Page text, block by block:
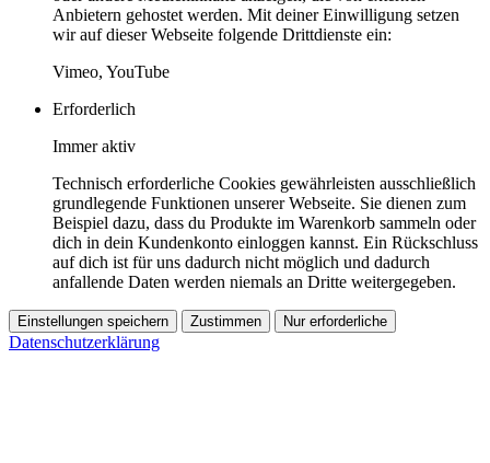
Anbietern gehostet werden. Mit deiner Einwilligung setzen
wir auf dieser Webseite folgende Drittdienste ein:
Vimeo, YouTube
Erforderlich
Immer aktiv
Technisch erforderliche Cookies gewährleisten ausschließlich
grundlegende Funktionen unserer Webseite. Sie dienen zum
Beispiel dazu, dass du Produkte im Warenkorb sammeln oder
dich in dein Kundenkonto einloggen kannst. Ein Rückschluss
auf dich ist für uns dadurch nicht möglich und dadurch
anfallende Daten werden niemals an Dritte weitergegeben.
Einstellungen speichern Zustimmen Nur erforderliche
Datenschutzerklärung